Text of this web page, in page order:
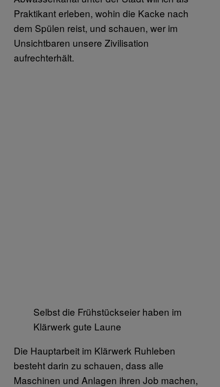
Praktikant erleben, wohin die Kacke nach
dem Spülen reist, und schauen, wer im
Unsichtbaren unsere Zivilisation
aufrechterhält.
Selbst die Frühstückseier haben im
Klärwerk gute Laune
Die Hauptarbeit im Klärwerk Ruhleben
besteht darin zu schauen, dass alle
Maschinen und Anlagen ihren Job machen,